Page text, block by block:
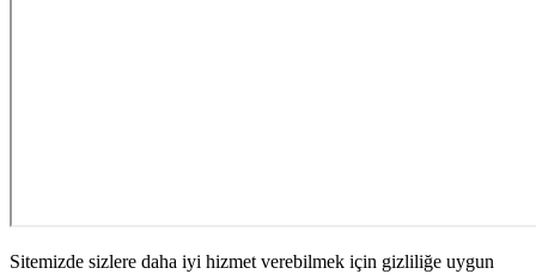
Sitemizde sizlere daha iyi hizmet verebilmek için gizliliğe uygun